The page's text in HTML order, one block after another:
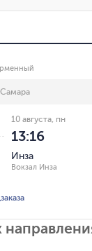
Самара
10 августа, пн
13:16
Инза
Вокзал Инза